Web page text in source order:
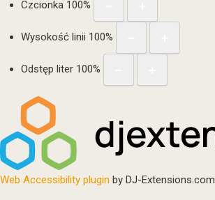
Czcionka 100%
Wysokość linii 100%
Odstęp liter 100%
Web Accessibility plugin by DJ-Extensions.com